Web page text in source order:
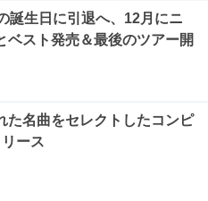
誕生日に引退へ、12月にニ
ベスト発売＆最後のツアー開
た名曲をセレクトしたコンピ
ース